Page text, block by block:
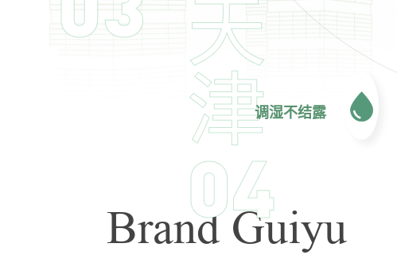
天
津
04
调湿不结露
Brand Guiyu